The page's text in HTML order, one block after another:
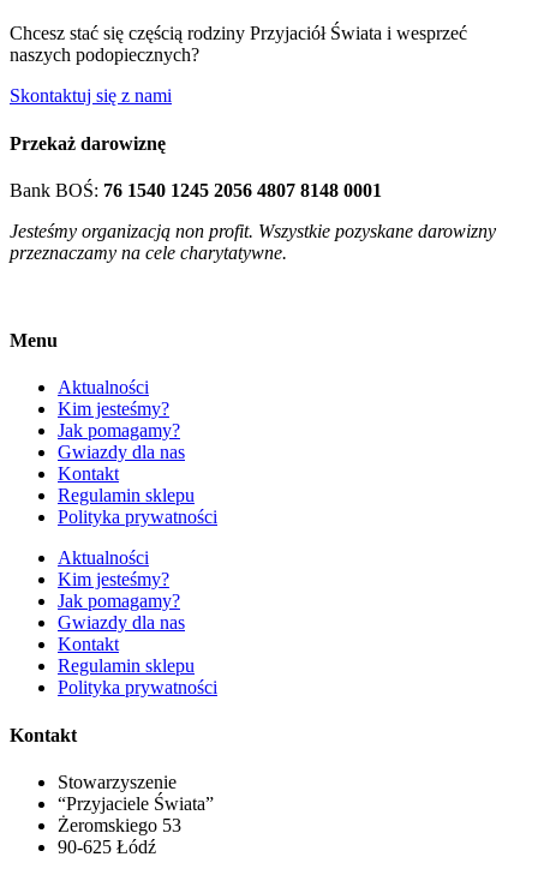
Chcesz stać się częścią rodziny Przyjaciół Świata i wesprzeć
naszych podopiecznych?
Skontaktuj się z nami
Przekaż darowiznę
Bank BOŚ: 76 1540 1245 2056 4807 8148 0001
Jesteśmy organizacją non profit. Wszystkie pozyskane darowizny
przeznaczamy na cele charytatywne.
Menu
Aktualności
Kim jesteśmy?
Jak pomagamy?
Gwiazdy dla nas
Kontakt
Regulamin sklepu
Polityka prywatności
Aktualności
Kim jesteśmy?
Jak pomagamy?
Gwiazdy dla nas
Kontakt
Regulamin sklepu
Polityka prywatności
Kontakt
Stowarzyszenie
“Przyjaciele Świata”
Żeromskiego 53
90-625 Łódź